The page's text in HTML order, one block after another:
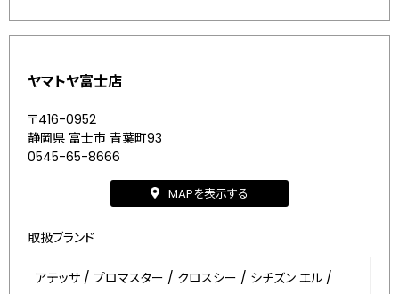
ヤマトヤ富士店
〒416-0952
静岡県 富士市 青葉町93
0545-65-8666
MAPを表示する
取扱ブランド
アテッサ / プロマスター / クロスシー / シチズン エル /